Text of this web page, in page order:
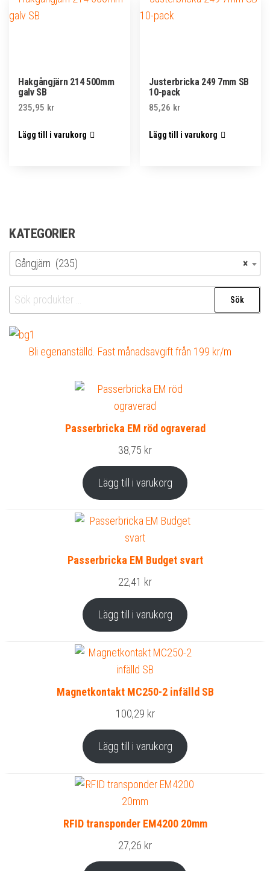
Hakgångjärn 214 500mm
galv SB
235,95 kr
Lägg till i varukorg
Justerbricka 249 7mm SB
10-pack
85,26 kr
Lägg till i varukorg
KATEGORIER
×
Gångjärn (235)
Sök
efter:
Sök
Bli egenanställd. Fast månadsavgift från 199 kr/m
Passerbricka EM röd ograverad
38,75 kr
Lägg till i varukorg
Passerbricka EM Budget svart
22,41 kr
Lägg till i varukorg
Magnetkontakt MC250-2 infälld SB
100,29 kr
Lägg till i varukorg
RFID transponder EM4200 20mm
27,26 kr